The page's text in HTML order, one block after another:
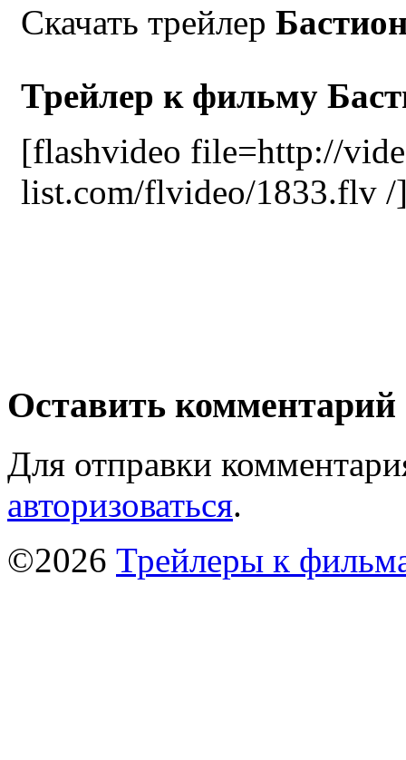
Скачать трейлер
Трейлер к фильму
[flashvideo file=http://
list.com/flvideo/1833.flv /
Оставить комментарий
Для отправки
авторизоваться.
©2026 Трейлеры к